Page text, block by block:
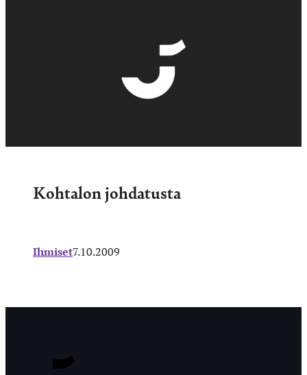
Kohtalon johdatusta
Ihmiset7.10.2009